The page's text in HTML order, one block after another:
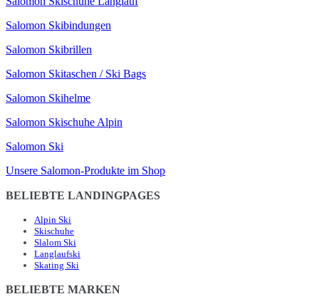
Salomon Skibindungen
Salomon Skibrillen
Salomon Skitaschen / Ski Bags
Salomon Skihelme
Salomon Skischuhe Alpin
Salomon Ski
Unsere Salomon-Produkte im Shop
BELIEBTE LANDINGPAGES
Alpin Ski
Skischuhe
Slalom Ski
Langlaufski
Skating Ski
BELIEBTE MARKEN